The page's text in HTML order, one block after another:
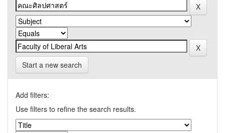
Start a new search
Add filters:
Use filters to refine the search results.